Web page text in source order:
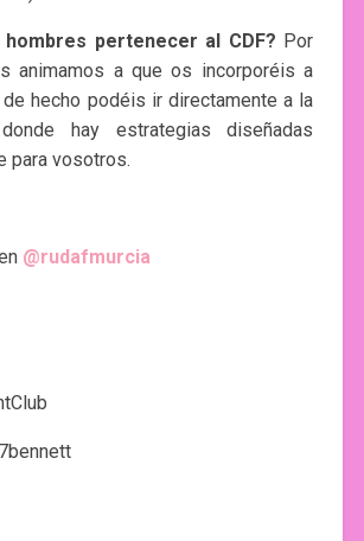
hombres pertenecer al CDF? Por
animamos a que os incorporéis a
de hecho podéis ir directamente a la
hay estrategias diseñadas
para vosotros.
@rudafmurcia